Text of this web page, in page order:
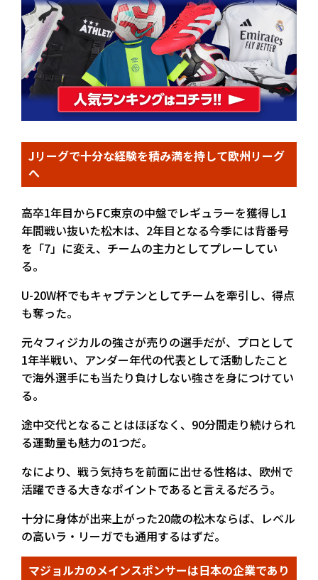
Jリーグで十分な経験を積み満を持して欧州リーグ
へ
高卒1年目からFC東京の中盤でレギュラーを獲得し1
年間戦い抜いた松木は、2年目となる今季には背番号
を「7」に変え、チームの主力としてプレーしてい
る。
U-20W杯でもキャプテンとしてチームを牽引し、得点
も奪った。
元々フィジカルの強さが売りの選手だが、プロとして
1年半戦い、アンダー年代の代表として活動したこと
で海外選手にも当たり負けしない強さを身につけてい
る。
途中交代となることはほぼなく、90分間走り続けられ
る運動量も魅力の1つだ。
なにより、戦う気持ちを前面に出せる性格は、欧州で
活躍できる大きなポイントであると言えるだろう。
十分に身体が出来上がった20歳の松木ならば、レベル
の高いラ・リーガでも通用するはずだ。
マジョルカのメインスポンサーは日本の企業であり